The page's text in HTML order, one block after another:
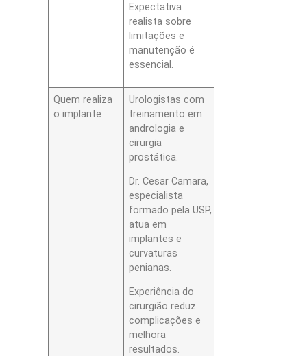
Expectativa
realista sobre
limitações e
manutenção é
essencial.
Quem realiza
o implante
Urologistas com
treinamento em
andrologia e
cirurgia
prostática.
Dr. Cesar Camara,
especialista
formado pela USP,
atua em
implantes e
curvaturas
penianas.
Experiência do
cirurgião reduz
complicações e
melhora
resultados.